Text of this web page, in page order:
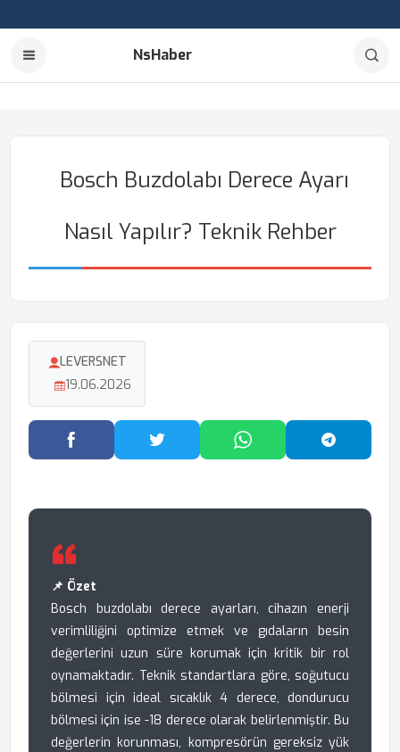
NsHaber
Bosch Buzdolabı Derece Ayarı
Nasıl Yapılır? Teknik Rehber
LEVERSNET
19.06.2026
Facebook'ta PaylaşTwitter'da PaylaşWhatsApp'ta Paylaş
📌 Özet
Bosch buzdolabı derece ayarları, cihazın enerji
verimliliğini optimize etmek ve gıdaların besin
değerlerini uzun süre korumak için kritik bir rol
oynamaktadır. Teknik standartlara göre, soğutucu
bölmesi için ideal sıcaklık 4 derece, dondurucu
bölmesi için ise -18 derece olarak belirlenmiştir. Bu
değerlerin korunması, kompresörün gereksiz yük